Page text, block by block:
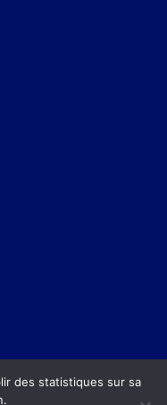
des statistiques sur sa